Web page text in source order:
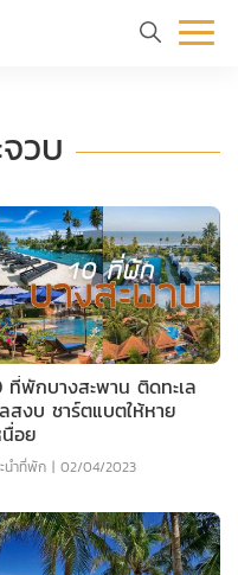
แรก
วบ
ที่พักบางสะพาน ติดทะเล
สงบ ชาร์ตแบตให้หาย
นื่อย
นำที่พัก | 02/04/2023